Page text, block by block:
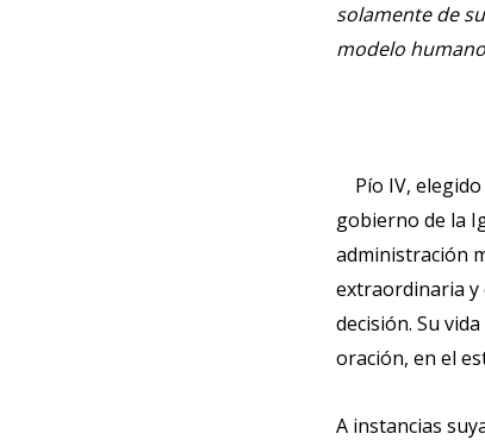
solamente de
modelo
Pío IV,
gobierno de la
administración
extraordinaria y
decisión. Su
oración, en el
A instancias